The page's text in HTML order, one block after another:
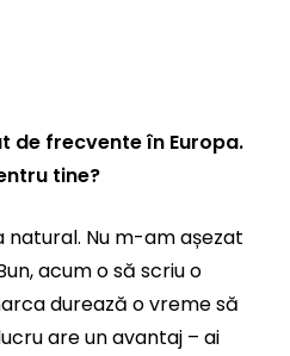
de frecvente în Europa.
tine?
Nu m-am așezat
acum o să scriu o
durează o vreme să
are un avantaj – ai